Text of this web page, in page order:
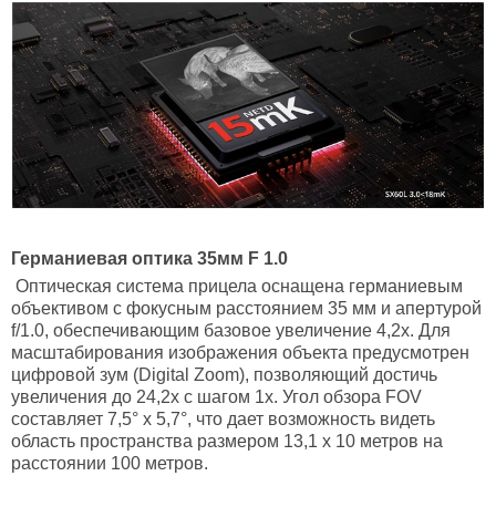
Германиевая оптика 35мм F 1.0
Оптическая система прицела оснащена германиевым
объективом с фокусным расстоянием 35 мм и апертурой
f/1.0, обеспечивающим базовое увеличение 4,2х. Для
масштабирования изображения объекта предусмотрен
цифровой зум (Digital Zoom), позволяющий достичь
увеличения до 24,2х с шагом 1х. Угол обзора FOV
составляет 7,5° х 5,7°, что дает возможность видеть
область пространства размером 13,1 х 10 метров на
расстоянии 100 метров.